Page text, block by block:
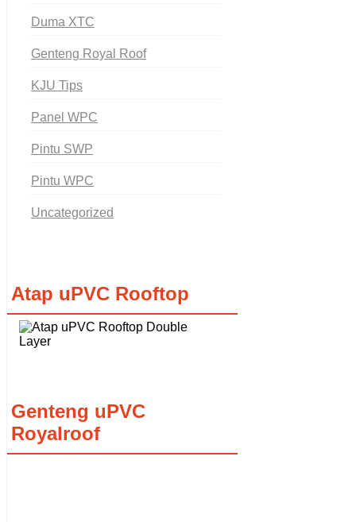
Duma XTC
Genteng Royal Roof
KJU Tips
Panel WPC
Pintu SWP
Pintu WPC
Uncategorized
Atap uPVC Rooftop
Genteng uPVC
Royalroof